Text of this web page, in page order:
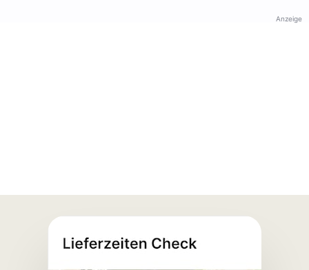
Anzeige